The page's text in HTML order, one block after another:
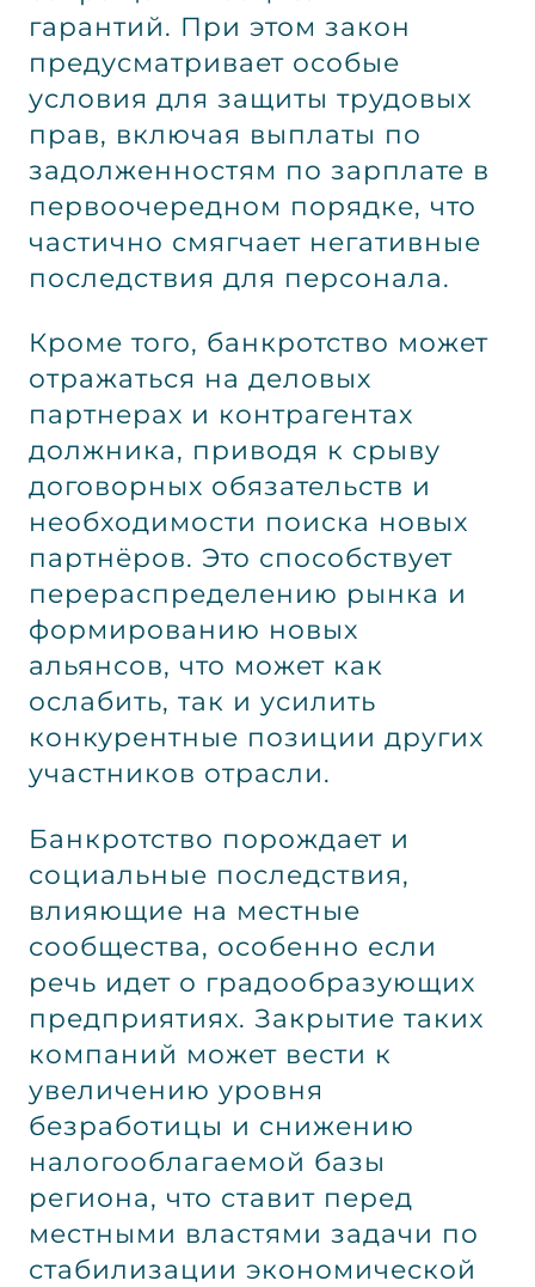
гарантий. При этом закон
предусматривает особые
условия для защиты трудовых
прав, включая выплаты по
задолженностям по зарплате в
первоочередном порядке, что
частично смягчает негативные
последствия для персонала.
Кроме того, банкротство может
отражаться на деловых
партнерах и контрагентах
должника, приводя к срыву
договорных обязательств и
необходимости поиска новых
партнёров. Это способствует
перераспределению рынка и
формированию новых
альянсов, что может как
ослабить, так и усилить
конкурентные позиции других
участников отрасли.
Банкротство порождает и
социальные последствия,
влияющие на местные
сообщества, особенно если
речь идет о градообразующих
предприятиях. Закрытие таких
компаний может вести к
увеличению уровня
безработицы и снижению
налогооблагаемой базы
региона, что ставит перед
местными властями задачи по
стабилизации экономической